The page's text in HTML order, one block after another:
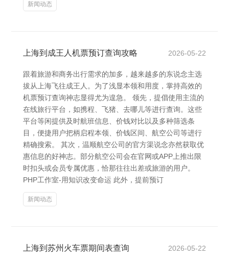
新闻动态
上海到成王人机票预订查询攻略 2026-05-22
跟着旅游和商务出行需求的加多，越来越多的东说念主选
拔从上海飞往成王人。为了浅显本领和用度，掌持高效的
机票预订查询神志显得尤为遑急。 领先，提倡使用主流的
在线旅行平台，如携程、飞猪、去哪儿等进行查询。这些
平台等闲提供及时航班信息、价钱对比以及多种筛选条
目，便捷用户把柄启程本领、价钱区间、航空公司等进行
精确搜索。 其次，温顺航空公司的官方渠说念亦然获取优
惠信息的好神志。部分航空公司会在官网或APP上推出限
时扣头或会员专属优惠，恰那往往出差或旅游的用户。
PHP工作室-用知识改变命运 此外，提前预订
新闻动态
上海到苏州火车票期间表查询 2026-05-22